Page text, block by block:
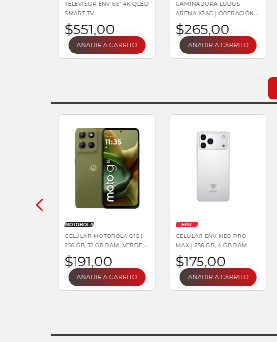
TELEVISOR ENV 65" 4K QLED
SMART TV
$551,00
AÑADIR A CARRITO
CAMINADORA LUDUS
ARENA X2AC | OPERACIÓN
MANUAL 110 V 136 KG
SOPORTADOS PLEGABLE
$265,00
AÑADIR A CARRITO
MOTOROLA
CELULAR MOTOROLA G15 |
256 GB, 12 GB RAM, VERDE,
DUAL SIM
$191,00
AÑADIR A CARRITO
ENV
CELULAR ENV NEO PRO
MAX | 256 GB, 4 GB RAM
$175,00
AÑADIR A CARRITO